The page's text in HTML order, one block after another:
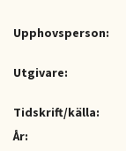
Upphovsperson:
Utgivare:
Tidskrift/källa:
År: